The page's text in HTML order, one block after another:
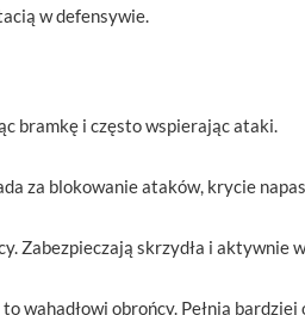
w defensywie.
bramkę i często wspierając ataki.
za blokowanie ataków, krycie
Zabezpieczają skrzydła i aktywnie
to wahadłowi obrońcy. Pełnią